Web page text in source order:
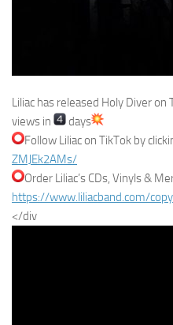
Liliac has released Holy Diver on
views in
days
Follow Liliac on TikTok by
ZMJEk2AMs/
Order Liliac’s CDs, Vinyls &
https://www.liliacband.com/
</div